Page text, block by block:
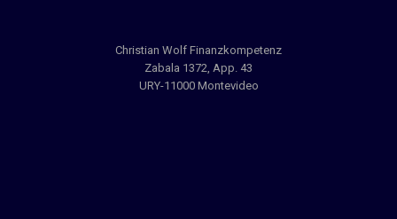
Christian Wolf Finanzkompetenz
Zabala 1372, App. 43
URY-11000 Montevideo